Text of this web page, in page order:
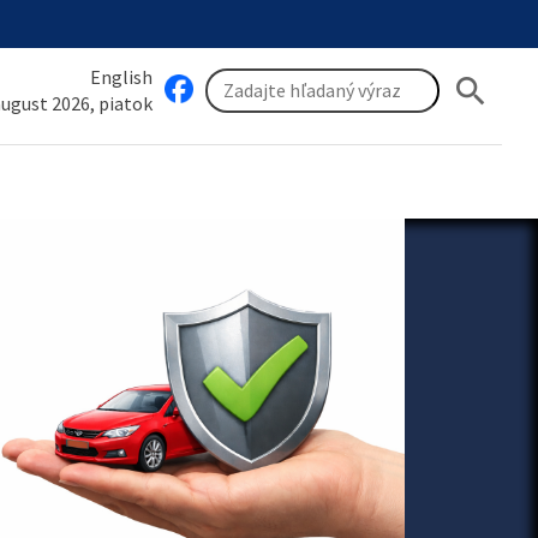
English
2026, piatok
search